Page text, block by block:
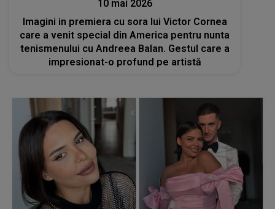
10 mai 2026
Imagini in premiera cu sora lui Victor Cornea
care a venit special din America pentru nunta
tenismenului cu Andreea Balan. Gestul care a
impresionat-o profund pe artistă